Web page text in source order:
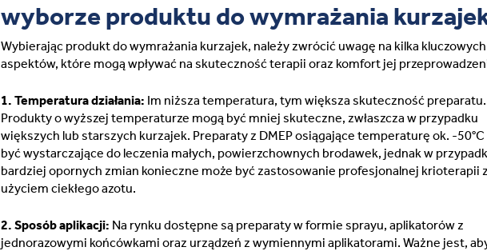
wyborze produktu do wymrażania
Wybierając produkt do wymrażania kurzajek, należy zwrócić uwagę na kilka kluczowych
aspektów, które mogą wpływać na skuteczność terapii oraz komfort jej
1. Temperatura działania: Im niższa temperatura, tym większa skuteczność preparatu.
Produkty o wyższej temperaturze mogą być mniej skuteczne, zwłaszcza w przypadku
większych lub starszych kurzajek. Preparaty z DMEP osiągające temperaturę ok. -50°C
być wystarczające do leczenia małych, powierzchownych brodawek, jednak w
bardziej opornych zmian konieczne może być zastosowanie profesjonalnej krioterapii z
użyciem ciekłego azotu.
2. Sposób aplikacji: Na rynku dostępne są preparaty w formie sprayu, aplikatorów z
jednorazowymi końcówkami oraz urządzeń z wymiennymi aplikatorami. Ważne jest,